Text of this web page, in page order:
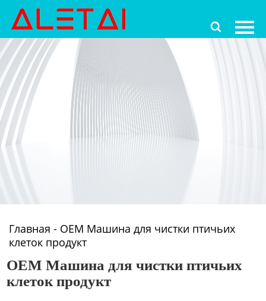

Главная
Продукция
Новости
О Hас
Контакты
Главная - OEM Машина для чистки птичьих
клеток продукт
OEM Машина для чистки птичьих
клеток продукт